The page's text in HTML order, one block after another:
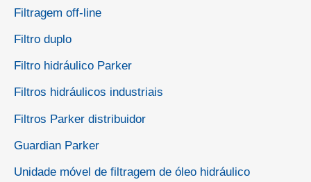
Filtragem off-line
Filtro duplo
Filtro hidráulico Parker
Filtros hidráulicos industriais
Filtros Parker distribuidor
Guardian Parker
Unidade móvel de filtragem de óleo hidráulico